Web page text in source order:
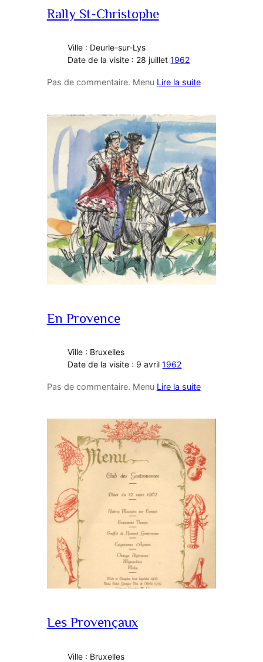
Rally St-Christophe
Ville : Deurle-sur-Lys
Date de la visite : 28 juillet1962
Pas de commentaire. Menu Lire la suite
En Provence
Ville : Bruxelles
Date de la visite : 9 avril1962
Pas de commentaire. Menu Lire la suite
Les Provençaux
Ville : Bruxelles